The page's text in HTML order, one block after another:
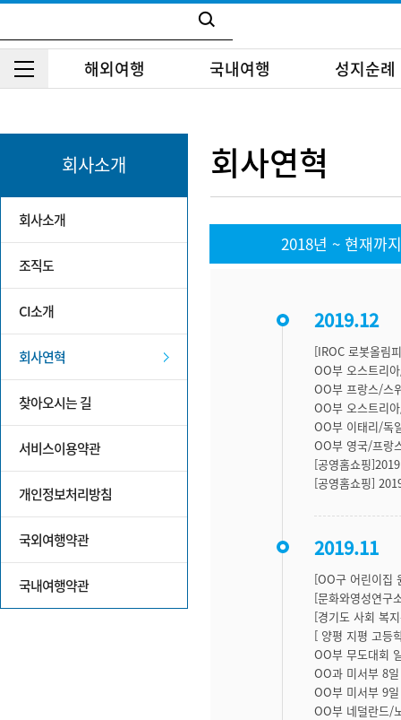
해외여행 국내여행 성지순례
회사소개
회사소개
조직도
CI소개
회사연혁
찾아오시는 길
서비스이용약관
개인정보처리방침
국외여행약관
국내여행약관
회사연혁
2018년 ~ 현재까
2019.12
[IROC 로봇올림
OO부 오스트리
OO부 프랑스/스
OO부 오스트리
OO부 이태리/독
OO부 영국/프랑
[공영홈쇼핑
[공영홈쇼핑]
2019.11
[OO구 어린이집
[문화와영성연구
[경기도 사회 복
[ 양평 지평 고등
OO부 무도대회
OO과 미서부 8
OO부 미서부 9
OO부 네덜란드/